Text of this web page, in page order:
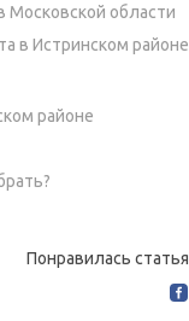
Московской области
в Истринском районе
районе
Понравилась